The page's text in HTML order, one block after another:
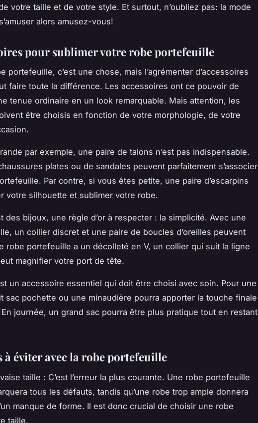
votre taille et de votre style. Et surtout, n’oubliez pas: la mode
alors amusez-vous!
pour sublimer votre robe portefeuille
portefeuille, c’est une chose, mais l’agrémenter d’accessoires
faire toute la différence. Les accessoires ont ce pouvoir de
tenue ordinaire en un look remarquable. Mais attention, les
être choisis en fonction de votre morphologie, de votre
par exemple, une paire de talons n’est pas indispensable.
plates ou de sandales peuvent parfaitement s’associer
Par contre, si vous êtes petite, une paire d’escarpins
votre silhouette et sublimer votre robe.
des bijoux, une règle d’or à respecter : la simplicité. Avec une
un collier discret et une paire de boucles d’oreilles peuvent
robe portefeuille a un décolleté en V, un collier qui suit la ligne
magnifier votre port de tête.
un accessoire essentiel qui doit être choisi avec soin. Pour une
sac pochette ou une minaudière pourra apporter la touche finale
journée, un grand sac pourra être plus pratique tout en restant
à éviter avec la robe portefeuille
taille : C’est l’erreur la plus courante. Une robe portefeuille
tous les défauts, tandis qu’une robe trop ample donnera
manque de forme. Il est donc crucial de choisir une robe
taille.